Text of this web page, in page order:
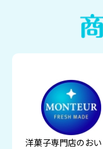
洋菓子専門店のお